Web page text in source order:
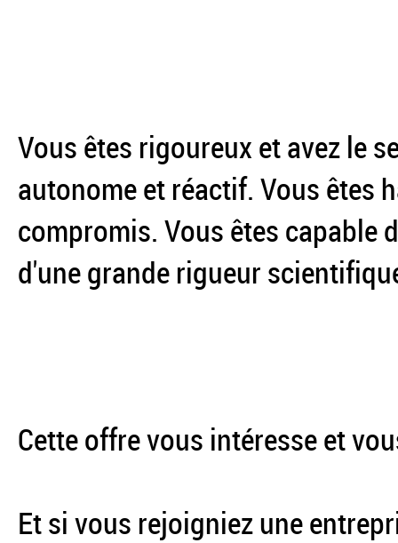
Vous êtes rigoureux et avez le
autonome et réactif. Vous êtes
compromis. Vous êtes capable
d'une grande rigueur
Cette offre vous intéresse et
Et si vous rejoigniez une